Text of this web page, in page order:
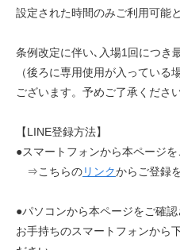
設定された時間のみご利用可能
条例改定に伴い､入場1回につき
（後ろに専用使用が入ってい
ございます。予めご了承ください
【LINE登録方法】
●スマートフォンから本ページ
⇒こちらのリンクからご登録
●パソコンから本ページをご確認
お手持ちのスマートフォンから